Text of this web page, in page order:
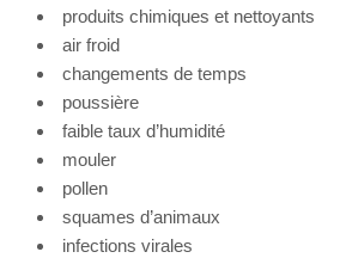
produits chimiques et nettoyants
air froid
changements de temps
poussière
faible taux d’humidité
mouler
pollen
squames d’animaux
infections virales